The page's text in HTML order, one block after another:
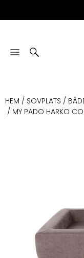
HEM / SOVPLATS /
/ MY PADO HARKO